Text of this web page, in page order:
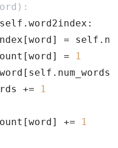
:
=
=
1
+=
1
+=
1